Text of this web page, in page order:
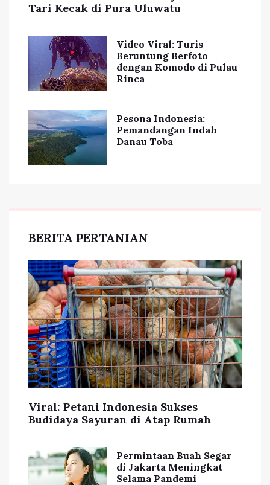
Tari Kecak di Pura Uluwatu
Video Viral: Turis
Beruntung Berfoto
dengan Komodo di Pulau
Rinca
Pesona Indonesia:
Pemandangan Indah
Danau Toba
BERITA PERTANIAN
Viral: Petani Indonesia Sukses
Budidaya Sayuran di Atap Rumah
Permintaan Buah Segar
di Jakarta Meningkat
Selama Pandemi